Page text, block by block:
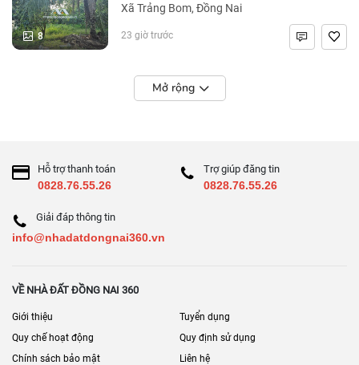
8
Xã Trảng Bom, Đồng Nai
23 giờ trước
Mở rộng
Hỗ trợ thanh toán
0828.76.55.26
Trợ giúp đăng tin
0828.76.55.26
Giải đáp thông tin
info@nhadatdongnai360.vn
VỀ NHÀ ĐẤT ĐỒNG NAI 360
Giới thiệu
Tuyển dụng
Quy chế hoạt động
Quy định sử dụng
Chính sách bảo mật
Liên hệ